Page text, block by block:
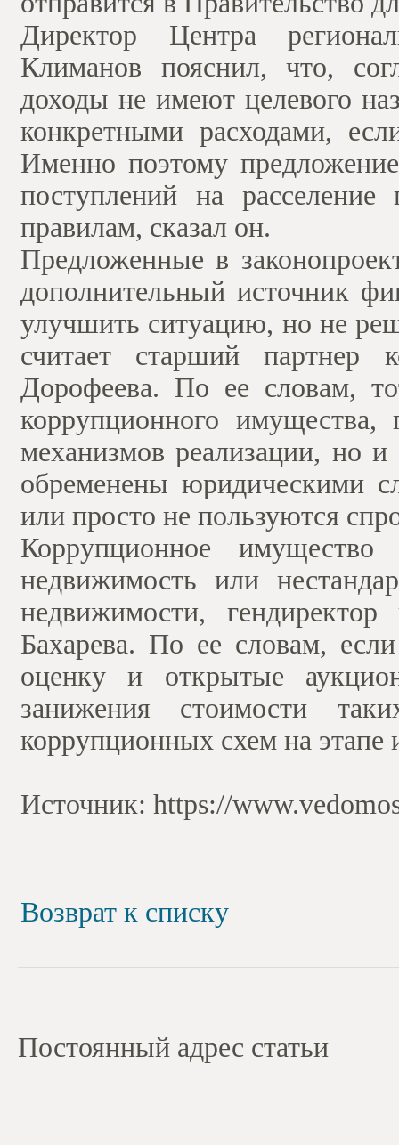
Директор Центра
Климанов пояснил, что,
доходы не имеют целевого
конкретными расходами,
Именно поэтому
поступлений на
правилам, сказал он.
Предложенные в
дополнительный источник
улучшить ситуацию, но не
считает старший партнер
Дорофеева. По ее словам,
коррупционного имущества,
механизмов реализации, но
обременены юридическими
или просто не пользуются
Коррупционное имущество
недвижимость или
недвижимости,
Бахарева. По ее словам,
оценку и открытые
занижения стоимости
коррупционных схем на этапе
Источник: https://
Возврат к списку
Постоянный адрес статьи